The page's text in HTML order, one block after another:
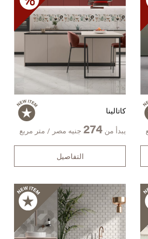
كاتالينا
يبدأ من 274 جنيه مصر / متر مربع
التفاصيل